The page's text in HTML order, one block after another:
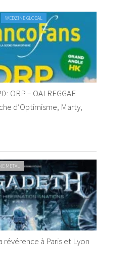
WEBZINE GLOBAL
: ORP – OAI REGGAE
d’Optimisme, Marty,
METAL
révérence à Paris et Lyon